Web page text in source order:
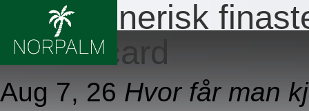
Billig generisk
mastercard
Aug 7, 26 Hvor får man